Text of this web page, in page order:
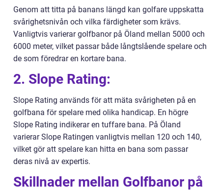
Genom att titta på banans längd kan golfare uppskatta
svårighetsnivån och vilka färdigheter som krävs.
Vanligtvis varierar golfbanor på Öland mellan 5000 och
6000 meter, vilket passar både långtslående spelare och
de som föredrar en kortare bana.
2. Slope Rating:
Slope Rating används för att mäta svårigheten på en
golfbana för spelare med olika handicap. En högre
Slope Rating indikerar en tuffare bana. På Öland
varierar Slope Ratingen vanligtvis mellan 120 och 140,
vilket gör att spelare kan hitta en bana som passar
deras nivå av expertis.
Skillnader mellan Golfbanor på